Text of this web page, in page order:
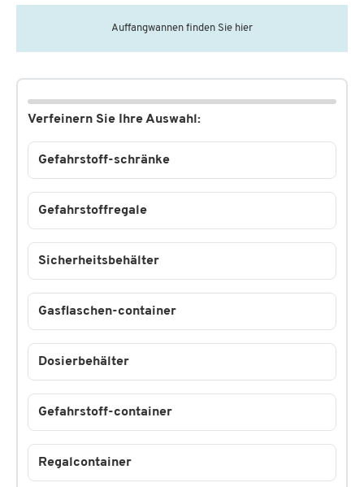
Auffangwannen finden Sie hier
Verfeinern Sie Ihre Auswahl:
Gefahrstoff-schränke
Gefahrstoffregale
Sicherheitsbehälter
Gasflaschen-container
Dosierbehälter
Gefahrstoff-container
Regalcontainer